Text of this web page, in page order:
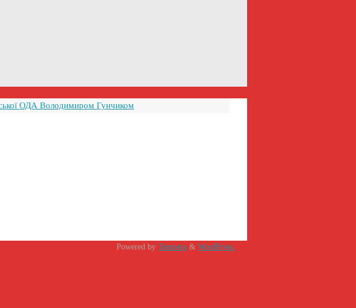
ОДА Володимиром Гунчиком
Powered by Tempera & WordPress.